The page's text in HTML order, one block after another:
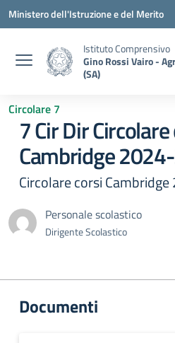
Vai ai contenuti
Vai al menu di navigazione
Vai al footer
Ministero dell'Istruzione e del Merito
Istituto Comprensivo
Gino Rossi Vairo -
(SA)
Circolare 7
7 Cir Dir
Cambridge
Circolare corsi
Personale scolastico
Dirigente Scolastico
Documenti